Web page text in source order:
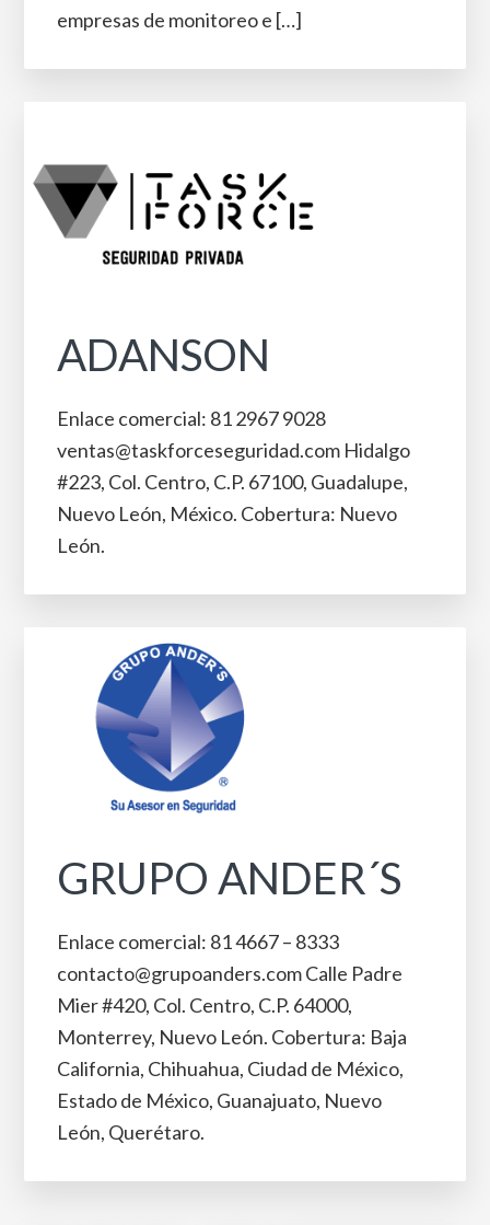
empresas de monitoreo e […]
ADANSON
Enlace comercial: 81 2967 9028
ventas@taskforceseguridad.com Hidalgo
#223, Col. Centro, C.P. 67100, Guadalupe,
Nuevo León, México. Cobertura: Nuevo
León.
GRUPO ANDER´S
Enlace comercial: 81 4667 – 8333
contacto@grupoanders.com Calle Padre
Mier #420, Col. Centro, C.P. 64000,
Monterrey, Nuevo León. Cobertura: Baja
California, Chihuahua, Ciudad de México,
Estado de México, Guanajuato, Nuevo
León, Querétaro.